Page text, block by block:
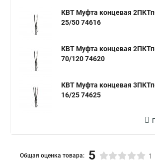
КВТ Муфта концевая
25/50 74616
КВТ Муфта концевая
70/120 74620
КВТ Муфта концевая
16/25 74625
Общая оценка товара: 5 1